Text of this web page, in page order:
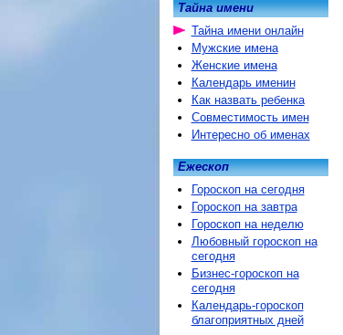
Тайна имени
Тайна имени онлайн
Мужские имена
Женские имена
Календарь именин
Как назвать ребенка
Совместимость имен
Интересно об именах
Ежескоп
Гороскоп на сегодня
Гороскоп на завтра
Гороскоп на неделю
Любовный гороскоп на
сегодня
Бизнес-гороскоп на
сегодня
Календарь-гороскоп
благоприятных дней